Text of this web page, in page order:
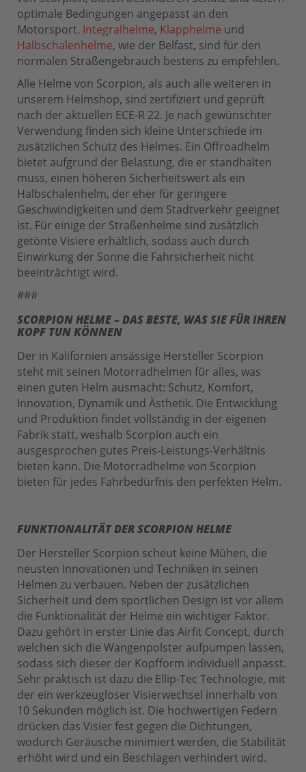
optimale Bedingungen angepasst an den
Motorsport. Integralhelme, Klapphelme und
Halbschalenhelme, wie der Belfast, sind für den
normalen Straßengebrauch bestens zu empfehlen.
Alle Helme von Scorpion, als auch alle weiteren in
unserem Helmshop, sind zertifiziert und geprüft
nach der aktuellen ECE-R 22. Je nach gewünschter
Verwendung finden sich kleine Unterschiede im
zusätzlichen Schutz des Helmes. Ein Offroadhelm
bietet aufgrund der Belastung, die er standhalten
muss, einen höheren Sicherheitswert als ein
Halbschalenhelm, der eher für geringere
Geschwindigkeiten und dem Stadtverkehr geeignet
ist. Für einige der Straßenhelme sind zusätzlich
getönte Visiere erhältlich, sodass auch durch
Einwirkung der Sonne die Fahrsicherheit nicht
beeinträchtigt wird.
###
SCORPION HELME – DAS BESTE, WAS SIE FÜR IHREN
KOPF TUN KÖNNEN
Der in Kalifornien ansässige Hersteller Scorpion
steht mit seinen Motorradhelmen für alles, was
einen guten Helm ausmacht: Schutz, Komfort,
Innovation, Dynamik und Ästhetik. Die Entwicklung
und Produktion findet vollständig in der eigenen
Fabrik statt, weshalb Scorpion auch ein
ausgesprochen gutes Preis-Leistungs-Verhältnis
bieten kann. Die Motorradhelme von Scorpion
bieten für jedes Fahrbedürfnis den perfekten Helm.
FUNKTIONALITÄT DER SCORPION HELME
Der Hersteller Scorpion scheut keine Mühen, die
neusten Innovationen und Techniken in seinen
Helmen zu verbauen. Neben der zusätzlichen
Sicherheit und dem sportlichen Design ist vor allem
die Funktionalität der Helme ein wichtiger Faktor.
Dazu gehört in erster Linie das Airfit Concept, durch
welchen sich die Wangenpolster aufpumpen lassen,
sodass sich dieser der Kopfform individuell anpasst.
Sehr praktisch ist dazu die Ellip-Tec Technologie, mit
der ein werkzeugloser Visierwechsel innerhalb von
10 Sekunden möglich ist. Die hochwertigen Federn
drücken das Visier fest gegen die Dichtungen,
wodurch Geräusche minimiert werden, die Stabilität
erhöht wird und ein Beschlagen verhindert wird.